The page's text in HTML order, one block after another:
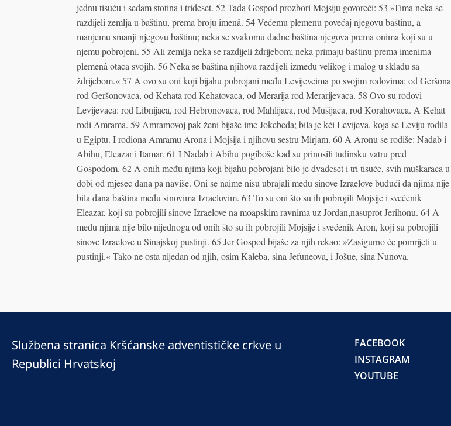
jednu tisuću i sedam stotina i trideset. 52 Tada Gospod prozbori Mojsiju govoreći: 53 »Tima neka se
razdijeli zemlja u baštinu, prema broju imenâ. 54 Većemu plemenu povećaj njegovu baštinu, a
manjemu smanji njegovu baštinu; neka se svakomu dadne baština njegova prema onima koji su u
njemu pobrojeni. 55 Ali zemlja neka se razdijeli ždrijebom; neka primaju baštinu prema imenima
plemenâ otaca svojih. 56 Neka se baština njihova razdijeli između velikog i malog u skladu sa
ždrijebom.« 57 A ovo su oni koji bijahu pobrojani među Levijevcima po svojim rodovima: od Geršona
rod Geršonovaca, od Kehata rod Kehatovaca, od Merarija rod Merarijevaca. 58 Ovo su rodovi
Levijevaca: rod Libnijaca, rod Hebronovaca, rod Mahlijaca, rod Mušijaca, rod Korahovaca. A Kehat
rodi Amrama. 59 Amramovoj pak ženi bijaše ime Jokebeda; bila je kći Levijeva, koja se Leviju rodila
u Egiptu. I rodiona Amramu Arona i Mojsija i njihovu sestru Mirjam. 60 A Aronu se rodiše: Nadab i
Abihu, Eleazar i Itamar. 61 I Nadab i Abihu pogiboše kad su prinosili tuđinsku vatru pred
Gospodom. 62 A onih među njima koji bijahu pobrojani bilo je dvadeset i tri tisuće, svih muškaraca u
dobi od mjesec dana pa naviše. Oni se naime nisu ubrajali među sinove Izraelove budući da njima nije
bila dana baština među sinovima Izraelovim. 63 To su oni što su ih pobrojili Mojsije i svećenik
Eleazar, koji su pobrojili sinove Izraelove na moapskim ravnima uz Jordan,nasuprot Jerihonu. 64 A
među njima nije bilo nijednoga od onih što su ih pobrojili Mojsije i svećenik Aron, koji su pobrojili
sinove Izraelove u Sinajskoj pustinji. 65 Jer Gospod bijaše za njih rekao: »Zasigurno će pomrijeti u
pustinji.« Tako ne osta nijedan od njih, osim Kaleba, sina Jefuneova, i Jošue, sina Nunova.
Službena stranica Kršćanske adventističke crkve u
Republici Hrvatskoj
FACEBOOK
INSTAGRAM
YOUTUBE